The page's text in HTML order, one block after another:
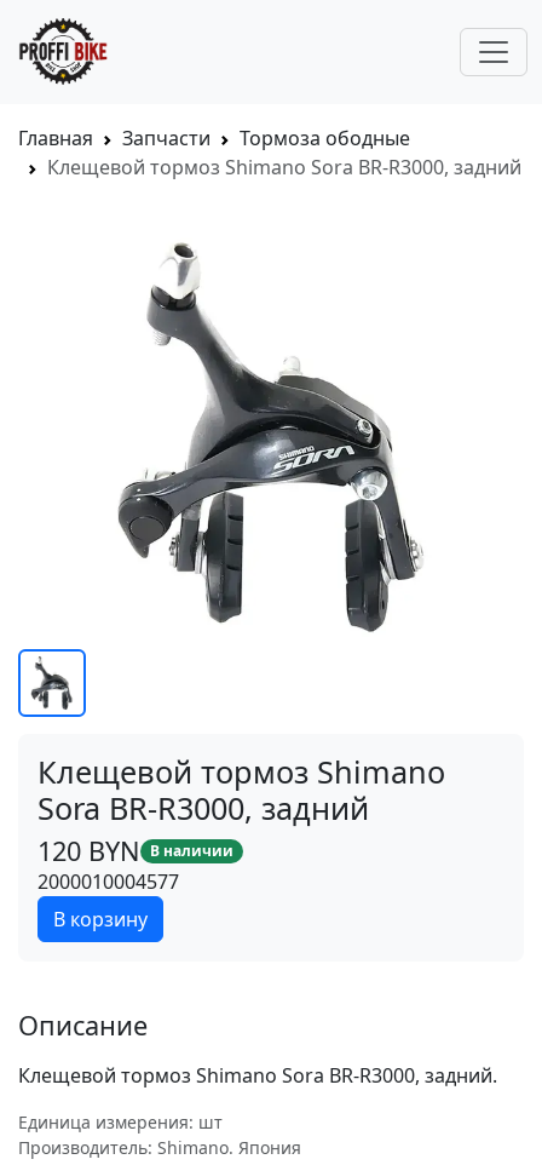
Главная Запчасти
Тормоза ободные
Клещевой тормоз Shimano Sora BR-R3000, задний
Клещевой тормоз Shimano
Sora BR-R3000, задний
120 BYN В наличии
2000010004577
В корзину
Описание
Клещевой тормоз Shimano Sora BR-R3000, задний.
Единица измерения: шт
Производитель: Shimano. Япония